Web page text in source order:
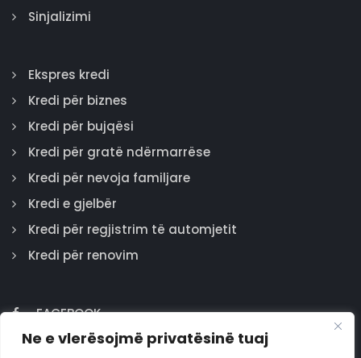
Ne e vlerësojmë privatësinë tuaj
Sinjalizimi
Ekspres kredi
Kredi për biznes
Kredi për bujqësi
Kredi për gratë ndërmarrëse
Kredi për nevoja familjare
Kredi e gjelbër
Kredi për regjistrim të automjetit
Kredi për renovim
FACEBOOK
GOOGLE